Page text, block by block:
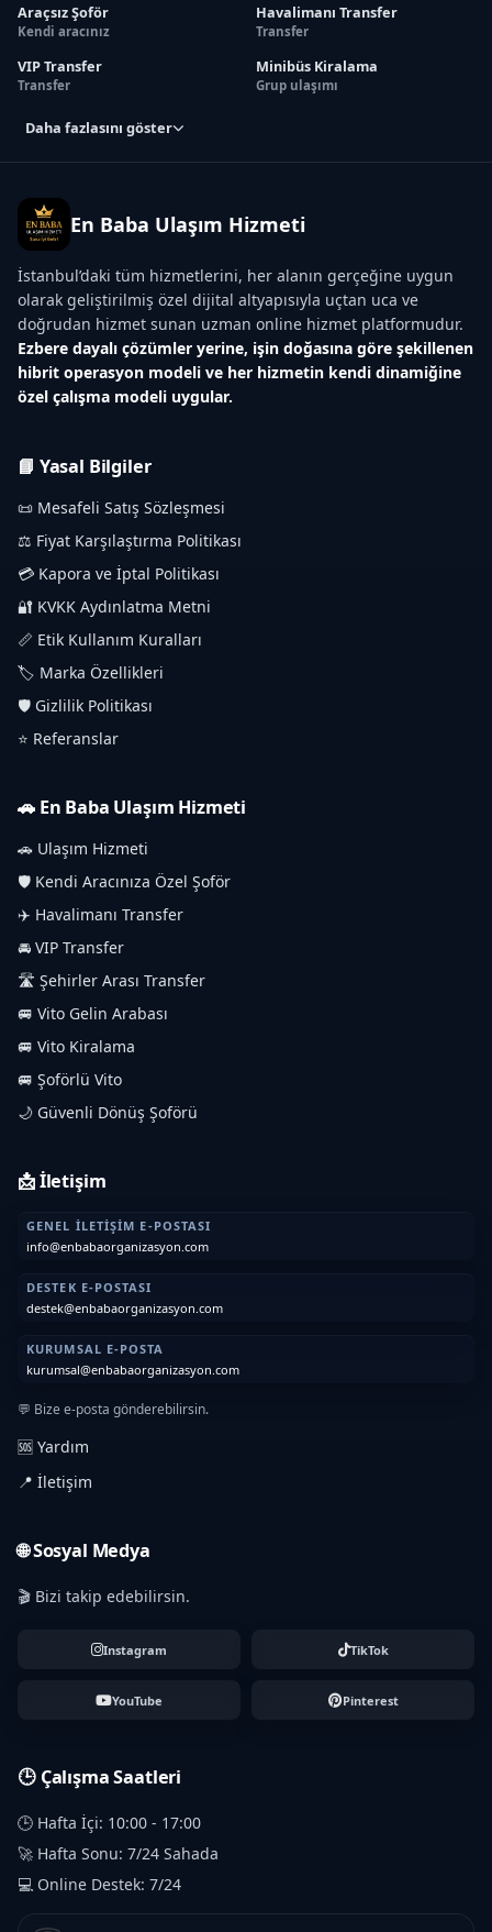
Araçsız Şoför
Kendi aracınız
Havalimanı Transfer
Transfer
VIP Transfer
Transfer
Minibüs Kiralama
Grup ulaşımı
Daha fazlasını göster
En Baba Ulaşım Hizmeti
İstanbul’daki tüm hizmetlerini, her alanın gerçeğine uygun
olarak geliştirilmiş özel dijital altyapısıyla uçtan uca ve
doğrudan hizmet sunan uzman online hizmet platformudur.
Ezbere dayalı çözümler yerine, işin doğasına göre şekillenen
hibrit operasyon modeli ve her hizmetin kendi dinamiğine
özel çalışma modeli uygular.
📘 Yasal Bilgiler
📜 Mesafeli Satış Sözleşmesi
⚖️ Fiyat Karşılaştırma Politikası
💳 Kapora ve İptal Politikası
🔐 KVKK Aydınlatma Metni
📏 Etik Kullanım Kuralları
🏷️ Marka Özellikleri
🛡️ Gizlilik Politikası
⭐ Referanslar
🚗 En Baba Ulaşım Hizmeti
🚗 Ulaşım Hizmeti
🛡️ Kendi Aracınıza Özel Şoför
✈️ Havalimanı Transfer
🚘 VIP Transfer
🛣️ Şehirler Arası Transfer
🚐 Vito Gelin Arabası
🚐 Vito Kiralama
🚐 Şoförlü Vito
🌙 Güvenli Dönüş Şoförü
📩 İletişim
GENEL İLETIŞIM E-POSTASI
info@enbabaorganizasyon.com
DESTEK E-POSTASI
destek@enbabaorganizasyon.com
KURUMSAL E-POSTA
kurumsal@enbabaorganizasyon.com
💬 Bize e-posta gönderebilirsin.
🆘 Yardım
📍 İletişim
🌐 Sosyal Medya
🎬 Bizi takip edebilirsin.
Instagram TikTok
YouTube Pinterest
🕒 Çalışma Saatleri
🕒 Hafta İçi: 10:00 - 17:00
🚀 Hafta Sonu: 7/24 Sahada
💻 Online Destek: 7/24